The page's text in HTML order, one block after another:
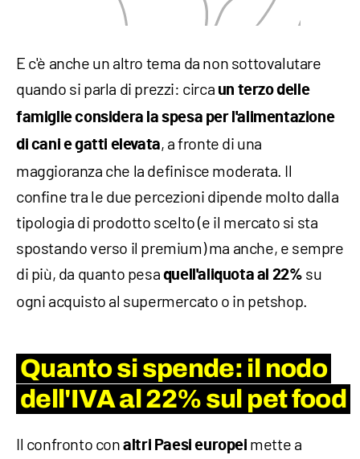
E c'è anche un altro tema da non sottovalutare
quando si parla di prezzi: circa un terzo delle
famiglie considera la spesa per l'alimentazione
di cani e gatti elevata, a fronte di una
maggioranza che la definisce moderata. Il
confine tra le due percezioni dipende molto dalla
tipologia di prodotto scelto (e il mercato si sta
spostando verso il premium) ma anche, e sempre
di più, da quanto pesa quell'aliquota al 22% su
ogni acquisto al supermercato o in petshop.
Quanto si spende: il nodo
dell'IVA al 22% sul pet food
Il confronto conaltri Paesi europei mette a